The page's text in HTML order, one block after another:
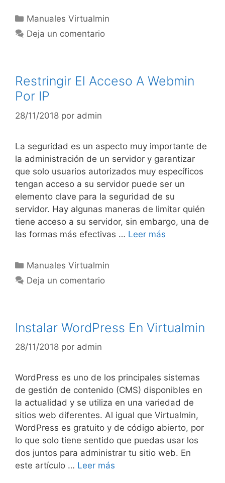
Manuales Virtualmin
Deja un comentario
Restringir El Acceso A Webmin
Por IP
28/11/2018 por admin
La seguridad es un aspecto muy importante de
la administración de un servidor y garantizar
que solo usuarios autorizados muy específicos
tengan acceso a su servidor puede ser un
elemento clave para la seguridad de su
servidor. Hay algunas maneras de limitar quién
tiene acceso a su servidor, sin embargo, una de
las formas más efectivas … Leer más
Manuales Virtualmin
Deja un comentario
Instalar WordPress En Virtualmin
28/11/2018 por admin
WordPress es uno de los principales sistemas
de gestión de contenido (CMS) disponibles en
la actualidad y se utiliza en una variedad de
sitios web diferentes. Al igual que Virtualmin,
WordPress es gratuito y de código abierto, por
lo que solo tiene sentido que puedas usar los
dos juntos para administrar tu sitio web. En
este artículo … Leer más